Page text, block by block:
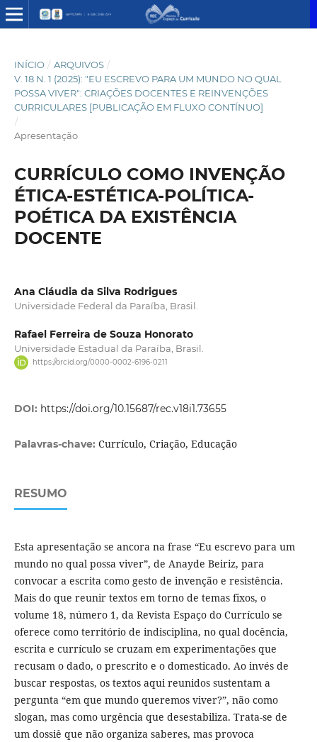
INÍCIO / ARQUIVOS /
V. 18 N. 1 (2025): "EU ESCREVO PARA UM MUNDO NO QUAL
POSSA VIVER": CRIAÇÕES DOCENTES E REINVENÇÕES
CURRICULARES [PUBLICAÇÃO EM FLUXO CONTÍNUO]
/
Apresentação
CURRÍCULO COMO INVENÇÃO
ÉTICA-ESTÉTICA-POLÍTICA-
POÉTICA DA EXISTÊNCIA
DOCENTE
Ana Cláudia da Silva Rodrigues
Universidade Federal da Paraíba, Brasil.
Rafael Ferreira de Souza Honorato
Universidade Estadual da Paraíba, Brasil.
https://orcid.org/0000-0002-6196-0211
DOI: https://doi.org/10.15687/rec.v18i1.73655
Palavras-chave: Currículo, Criação, Educação
RESUMO
Esta apresentação se ancora na frase “Eu escrevo para um
mundo no qual possa viver”, de Anayde Beiriz, para
convocar a escrita como gesto de invenção e resistência.
Mais do que reunir textos em torno de temas fixos, o
volume 18, número 1, da Revista Espaço do Currículo se
oferece como território de indisciplina, no qual docência,
escrita e currículo se cruzam em experimentações que
recusam o dado, o prescrito e o domesticado. Ao invés de
buscar respostas, os textos aqui reunidos sustentam a
pergunta “em que mundo queremos viver?”, não como
slogan, mas como urgência que desestabiliza. Trata-se de
um dossiê que não organiza saberes, mas provoca